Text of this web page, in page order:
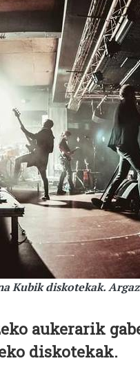
Kubik diskotekak.
aukerarik
diskotekak.